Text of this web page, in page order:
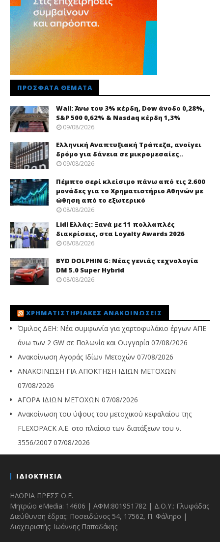
ΠΡΌΣΦΑΤΑ ΘΈΜΑΤΑ
Wall: Άνω του 3% κέρδη, Dow άνοδο 0,28%,
S&P 500 0,62% & Nasdaq κέρδη 1,3%
09/08/2026
Ελληνική Αναπτυξιακή Τράπεζα, ανοίγει
δρόμο για δάνεια σε μικρομεσαίες..
09/08/2026
Πέμπτο σερί κλείσιμο πάνω από τις 2.600
μονάδες για το Χρηματιστήριο Αθηνών με
ώθηση από το εξωτερικό
08/08/2026
Lidl Ελλάς: Ξανά με 11 πολλαπλές
διακρίσεις, στα Loyalty Awards 2026
08/08/2026
BYD DOLPHIN G: Νέας γενιάς τεχνολογία
DM 5.0 Super Hybrid
08/08/2026
ΧΡΗΜΑΤΙΣΤΗΡΙΑΚΈΣ ΑΝΑΚΟΙΝΏΣΕΙΣ
Όμιλος ΔΕΗ: Νέα συμφωνία για χαρτοφυλάκιο έργων ΑΠΕ
άνω των 2 GW σε Πολωνία και Ουγγαρία 07/08/2026
Ανακοίνωση Αγοράς Ιδίων Μετοχών 07/08/2026
ΑΝΑΚΟΙΝΩΣΗ ΓΙΑ ΑΠΟΚΤΗΣΗ ΙΔΙΩΝ ΜΕΤΟΧΩΝ
07/08/2026
ΑΓΟΡΑ ΙΔΙΩΝ ΜΕΤΟΧΩΝ 07/08/2026
Ανακοίνωση του ύψους του μετοχικού κεφαλαίου της
FLEXOPACK A.E. στο πλαίσιο των διατάξεων του ν.
3556/2007 07/08/2026
ΙΔΙΟΚΤΗΣΙΑ
ΗΛΟΡΙΑ ΠΡΕΣΣ Ο.Ε.
Μητρώο eMedia: 14606 | ΑΦΜ:801951782 | Δ.Ο.Υ.: Γλυφάδας
Διεύθυνση έδρας: Ποσειδώνος 54, 17562, Π. Φάληρο |
Διαχειριστής: Ιωάννης Παπαδάκης